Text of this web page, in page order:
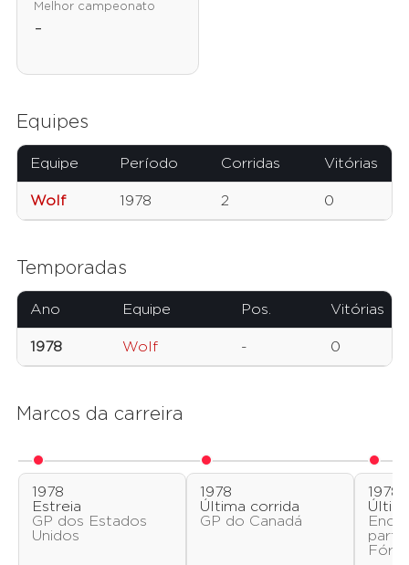
Melhor campeonato
-
Equipes
Equipe Período Corridas Vitórias
Wolf 1978 2 0
Temporadas
Ano Equipe Pos. Vitórias
1978 Wolf - 0
Marcos da carreira
1978
Estreia
GP dos Estados
Unidos
1978
Última corrida
GP do Canadá
1978